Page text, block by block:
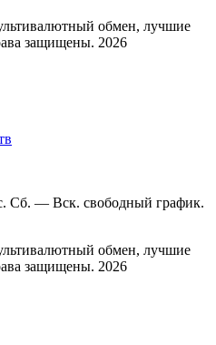
обмен, лучшие
защищены. 2026
Сб. — Вск. свободный график.
обмен, лучшие
защищены. 2026